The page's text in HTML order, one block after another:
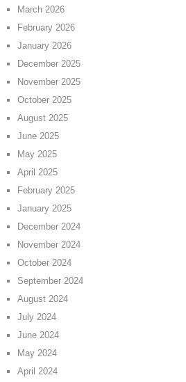
March 2026
February 2026
January 2026
December 2025
November 2025
October 2025
August 2025
June 2025
May 2025
April 2025
February 2025
January 2025
December 2024
November 2024
October 2024
September 2024
August 2024
July 2024
June 2024
May 2024
April 2024